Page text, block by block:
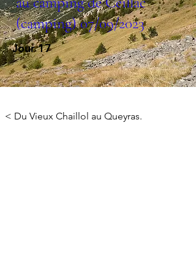
(camping) 07/09/2023
Jour 17
< Du Vieux Chaillol au Queyras.